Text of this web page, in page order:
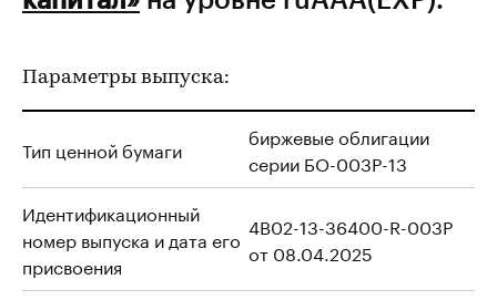
Параметры выпуска:
Тип ценной бумаги
биржевые облигации
серии БО-003Р-13
Идентификационный
номер выпуска и дата его
присвоения
4B02-13-36400-R-003P
от 08.04.2025